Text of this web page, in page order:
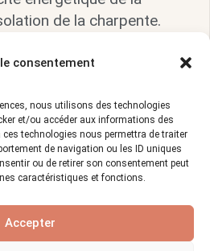
consentement
nous utilisons des technologies
et/ou accéder aux informations des
ces technologies nous permettra de traiter
de navigation ou les ID uniques
ou de retirer son consentement peut
caractéristiques et fonctions.
Accepter
de la charpente.
aimer :